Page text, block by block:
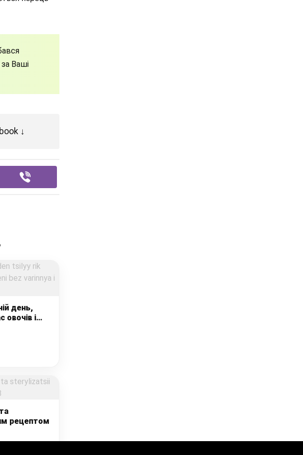
Ваші
↓
день,
овочів і
на весь
рецептом